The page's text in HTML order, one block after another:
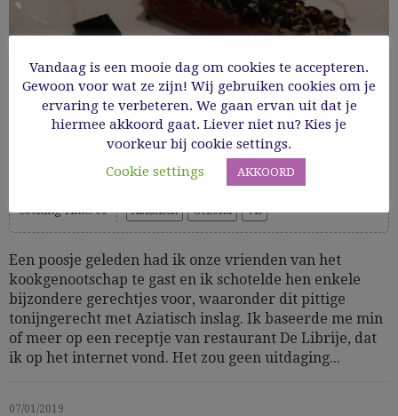
Pittige tonijn met sesam
Cooking Time: 60 Aziatisch Gezond Vis
Een poosje geleden had ik onze vrienden van het
kookgenootschap te gast en ik schotelde hen enkele
bijzondere gerechtjes voor, waaronder dit pittige
tonijngerecht met Aziatisch inslag. Ik baseerde me min
of meer op een receptje van restaurant De Librije, dat
ik op het internet vond. Het zou geen uitdaging...
07/01/2019
Vandaag is een mooie dag om cookies te accepteren.
Gewoon voor wat ze zijn! Wij gebruiken cookies om je
ervaring te verbeteren. We gaan ervan uit dat je
hiermee akkoord gaat. Liever niet nu? Kies je
voorkeur bij cookie settings.
Cookie settings
AKKOORD